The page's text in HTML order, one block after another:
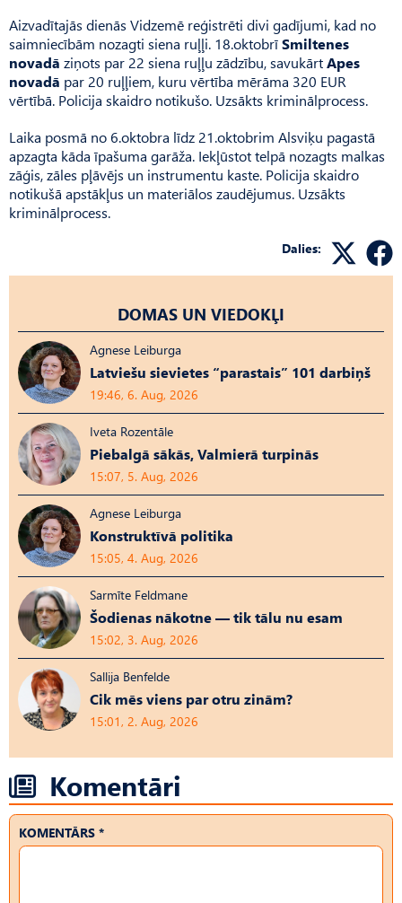
Aizvadītajās dienās Vidzemē reģistrēti divi gadījumi, kad no
saimniecībām nozagti siena ruļļi. 18.oktobrīSmiltenes
novadā ziņots par 22 siena ruļļu zādzību, savukārtApes
novadā par 20 ruļļiem, kuru vērtība mērāma 320 EUR
vērtībā. Policija skaidro notikušo. Uzsākts kriminālprocess.
Laika posmā no 6.oktobra līdz 21.oktobrim Alsviķu pagastā
apzagta kāda īpašuma garāža. Iekļūstot telpā nozagts malkas
zāģis, zāles pļāvējs un instrumentu kaste. Policija skaidro
notikušā apstākļus un materiālos zaudējumus. Uzsākts
kriminālprocess.
Dalies:
DOMAS UN VIEDOKĻI
Agnese Leiburga
Latviešu sievietes “parastais” 101 darbiņš
19:46, 6. Aug, 2026
Iveta Rozentāle
Piebalgā sākās, Valmierā turpinās
15:07, 5. Aug, 2026
Agnese Leiburga
Konstruktīvā politika
15:05, 4. Aug, 2026
Sarmīte Feldmane
Šodienas nākotne — tik tālu nu esam
15:02, 3. Aug, 2026
Sallija Benfelde
Cik mēs viens par otru zinām?
15:01, 2. Aug, 2026
Komentāri
KOMENTĀRS *